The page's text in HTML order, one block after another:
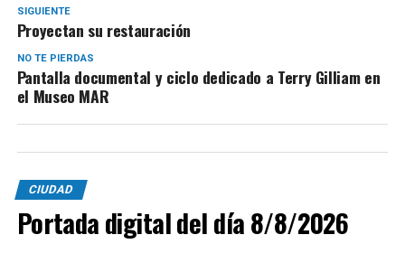
SIGUIENTE
Proyectan su restauración
NO TE PIERDAS
Pantalla documental y ciclo dedicado a Terry Gilliam en
el Museo MAR
CIUDAD
Portada digital del día 8/8/2026